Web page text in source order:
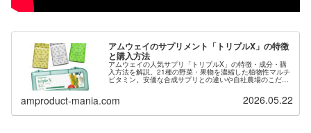
アムウェイのサプリメント「トリプルX」の特徴
と購入方法
アムウェイの人気サプリ「トリプルX」の特徴・成分・購
入方法を解説。21種の野菜・果物を濃縮した植物性マルチ
ビタミン。安価な合成サプリとの違いや自社農場のこだわ
りまで詳しく紹介します。トリプルXを購入するために会
員登録希望の方は当サイトから紹介することもできます。
amproduct-mania.com 2026.05.22